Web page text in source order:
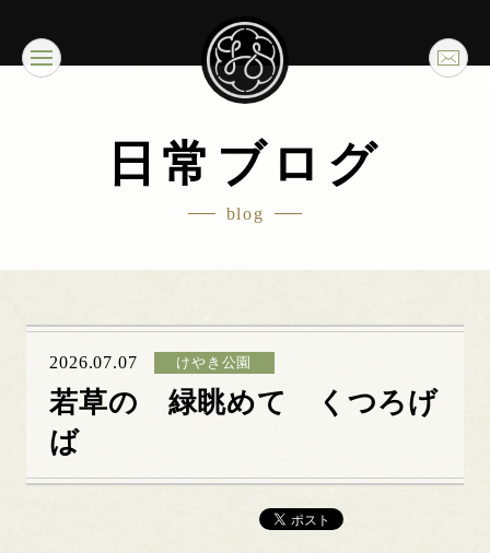
日常ブログ
blog
2026.07.07 けやき公園
若草の 緑眺めて くつろげ
ば